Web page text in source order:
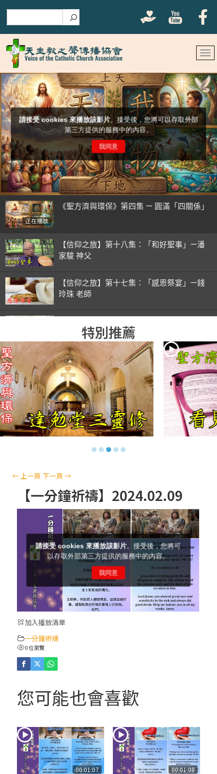
正在播放
《聖方濟與環保》第四集 — 圓滿「四關係」
【信仰之旅】第十八集：「和好聖事」—潘
家駿 神父
【信仰之旅】第十七集：「感恩祭宴」—錢
玲珠 老師
錢玲珠 老師
【信仰之旅】第十五集：「入門聖事」—錢
玲珠 老師
【信仰之旅】第十四集：「天主十誡(下)」
—金毓瑋 神父
【信仰之旅】第十三集：「天主十誡(上)」
—金毓瑋 神父
【信仰之旅】第十二集：「聖母、聖人」—
高樂祈 修女
【信仰之旅】第十一集：「教 會」(推廣片)
【信仰之旅】第十一集：「教 會」—林必能
神父
【信仰之旅】第十集：「逾越奧蹟」— 錢玲
珠老師
(5)黃敏正主教帶你做「四旬期避靜」—【逾
人相遇
(2)黃敏正主教帶你做「四旬期避靜」—【逾
越的智慧】：七項齋戒的意義與益處
特別推薦
●●●●●
← 上一頁 下一頁→
【一分鐘祈禱】2024.02.09
加入播放清單
一分鐘祈禱
0 位瀏覽
您可能也會喜歡
00:01:07 00:01:08